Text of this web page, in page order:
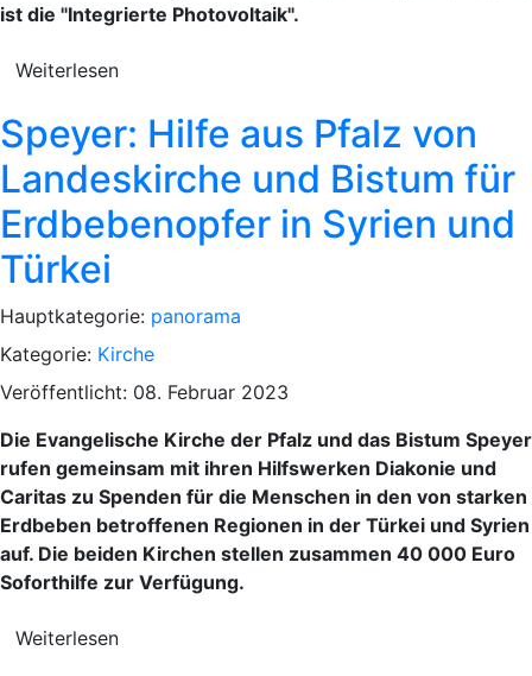
ist die "Integrierte Photovoltaik".
Weiterlesen
Speyer: Hilfe aus Pfalz von
Landeskirche und Bistum für
Erdbebenopfer in Syrien und
Türkei
Hauptkategorie: panorama
Kategorie: Kirche
Veröffentlicht: 08. Februar 2023
Die Evangelische Kirche der Pfalz und das Bistum Speyer
rufen gemeinsam mit ihren Hilfswerken Diakonie und
Caritas zu Spenden für die Menschen in den von starken
Erdbeben betroffenen Regionen in der Türkei und Syrien
auf. Die beiden Kirchen stellen zusammen 40 000 Euro
Soforthilfe zur Verfügung.
Weiterlesen